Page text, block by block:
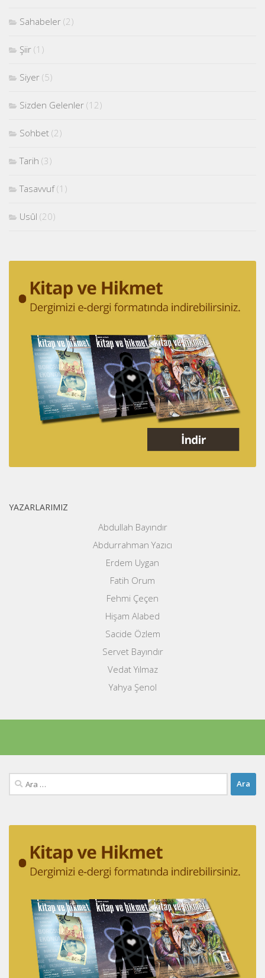
Sahabeler (2)
Şiir (1)
Siyer (5)
Sizden Gelenler (12)
Sohbet (2)
Tarih (3)
Tasavvuf(1)
Usûl (20)
YAZARLARIMIZ
Abdullah Bayındır
Abdurrahman Yazıcı
Erdem Uygan
Fatih Orum
Fehmi Çeçen
Hişam Alabed
Sacide Özlem
Servet Bayındır
Vedat Yılmaz
Yahya Şenol
Arama: